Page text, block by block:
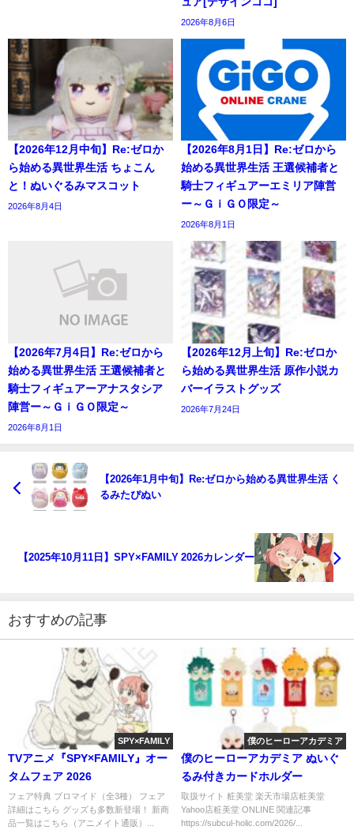
2026年8月6日
【2026年12月中旬】Re:ゼロか
ら始める異世界生活 ちょこん
と！ぬいぐるみマスコット
2026年8月4日
【2026年8月1日】Re:ゼロから
始める異世界生活 王選候補者と
騎士フィギュアーエミリア陣営
ー～ＧｉＧＯ限定～
2026年8月1日
【2026年7月4日】Re:ゼロから
始める異世界生活 王選候補者と
騎士フィギュアーアナスタシア
陣営ー～ＧｉＧＯ限定～
2026年8月1日
【2026年12月上旬】Re:ゼロか
ら始める異世界生活 原作小説カ
バーイラストグッズ
2026年7月24日
【2026年1月中旬】Re:ゼロから始める異世界生活 く
るみたぴぬい
【2025年10月11日】SPY×FAMILY 2026カレンダー
おすすめの記事
SPY×FAMILY
TVアニメ『SPY×FAMILY』オー
タムフェア 2026
フェア特典 ブロマイド（全3種） フェア
詳細はこちら グッズも多数新登場！ 新商
品一覧はこちら（アニメイト通販）...
僕のヒーローアカデミア
僕のヒーローアカデミア ぬいぐ
るみ付きカードホルダー
取扱サイト 粧美堂 楽天市場店粧美堂
Yahoo店粧美堂 ONLINE 関連記事
https://subcul-holic.com/2026/...